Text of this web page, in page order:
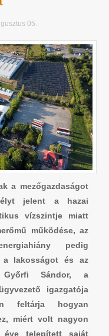
05.
a mezőgazdaságot
jelent a hazai
vízszintje miatt
működése, az
pedig
a lakosságot és az
Győrfi Sándor, a
igazgatója
feltárja hogyan
miért volt nagyon
éve telepített saját